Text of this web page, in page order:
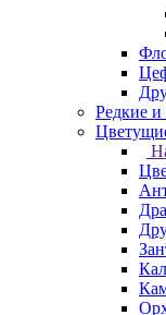
Редкие и